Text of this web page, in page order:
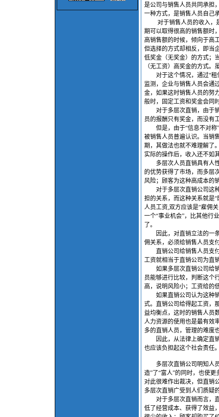
是公司与销售人员共同承担
一种方式，是销售人员自己
对于销售人员的收入，是
期可以取得很高的销售额时
高销售额的时候，倾向于高
但选择的方式却相反，即当
低奖金（无奖金）的方式；
（无工资）高奖金的方式
对于这个情况，通过“租
监测，企业与销售人员会通
金，如果这时销售人员的努
般时，固定工资和奖金会同
对于多层次直销，由于销
员的报酬只有奖金，而没有
但是，由于“信息不对称”
被销售人员普遍认识。当销
期，其做法也就不难理解了
实际的操作后，收入还不如
多层次人员直销具有人性
的优势获得了市场，而多层
风险；顾客为这种高成本的
对于多层次直销公司这种
担的关系，而这种关系就是
人员工资,双方应该是“雇佣
一个“事业机会”，比其他行
了。
因此，对直销立法的一条
佣关系，必须给销售人员支
直销公司给销售人员支付
工资就相当于直销公司为直
如果多层次直销公司给销
员能够进行比较，判断这个
高，说明风险小；工资给的
如果直销公司认为这种销
式。直销公司给得起工资，
益均衡点，这时的销售人员
人力资源的使用也是最有效
多的直销人员，管理的难度
因此，从法律上确定直销
也应该负担起这个社会责任
多层次直销公司明知人员
造”了“富人”的同时，也使
对此很难作出裁决，但直销
多层次直销广受到人们质疑
对于多层次直销而言，直
低了经营成本、获得了效益